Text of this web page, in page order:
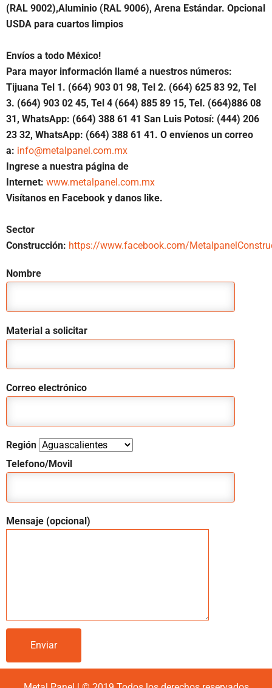
(RAL 9002),Aluminio (RAL 9006), Arena Estándar. Opcional
USDA para cuartos limpios
Envíos a todo México!
Para mayor información llamé a nuestros números:
Tijuana Tel 1. (664) 903 01 98, Tel 2. (664) 625 83 92, Tel
3. (664) 903 02 45, Tel 4 (664) 885 89 15, Tel. (664)886 08
31, WhatsApp: (664) 388 61 41 San Luis Potosí: (444) 206
23 32, WhatsApp: (664) 388 61 41. O envíenos un correo
a: info@metalpanel.com.mx
Ingrese a nuestra página de
Internet: www.metalpanel.com.mx
Visítanos en Facebook y danos like.
Sector
Construcción: https://www.facebook.com/
Nombre
Material a solicitar
Correo electrónico
Región
Telefono/Movil
Mensaje (opcional)